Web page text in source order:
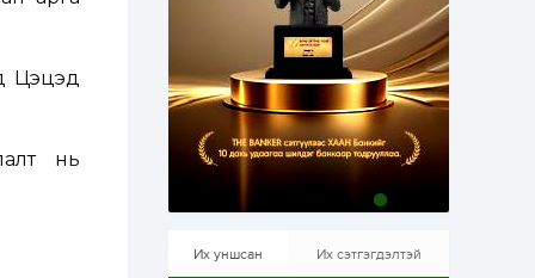
Цэцэд
нь
мянгад хүргэх
өргөдөлд санал авч
эхэлжээ
2 өдөр 2 0
Б.Түмэн-Өлзий: Олон
улсад хуримтлуулсан
мэдлэг, туршлагаа эх
орныхоо хөгжилд
зориулна
Алтны үнэ дөрвөн
өсөж байна
Их уншсан Их сэтгэгдэлтэй